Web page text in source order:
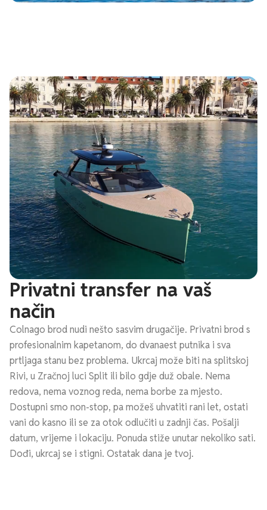
Privatni transfer na vaš
način
Colnago brod nudi nešto sasvim drugačije. Privatni brod s
profesionalnim kapetanom, do dvanaest putnika i sva
prtljaga stanu bez problema. Ukrcaj može biti na splitskoj
Rivi, u Zračnoj luci Split ili bilo gdje duž obale. Nema
redova, nema voznog reda, nema borbe za mjesto.
Dostupni smo non-stop, pa možeš uhvatiti rani let, ostati
vani do kasno ili se za otok odlučiti u zadnji čas. Pošalji
datum, vrijeme i lokaciju. Ponuda stiže unutar nekoliko sati.
Dođi, ukrcaj se i stigni. Ostatak dana je tvoj.